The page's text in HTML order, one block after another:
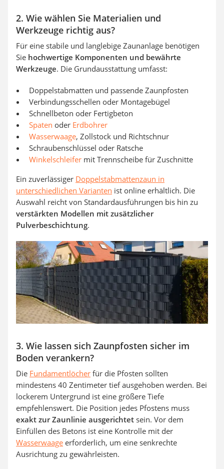
2. Wie wählen Sie Materialien und
Werkzeuge richtig aus?
Für eine stabile und langlebige Zaunanlage benötigen
Sie hochwertige Komponenten und bewährte
Werkzeuge. Die Grundausstattung umfasst:
Doppelstabmatten und passende Zaunpfosten
Verbindungsschellen oder Montagebügel
Schnellbeton oder Fertigbeton
Spaten oder Erdbohrer
Wasserwaage, Zollstock und Richtschnur
Schraubenschlüssel oder Ratsche
Winkelschleifer mit Trennscheibe für Zuschnitte
Ein zuverlässiger Doppelstabmattenzaun in
unterschiedlichen Varianten ist online erhältlich. Die
Auswahl reicht von Standardausführungen bis hin zu
verstärkten Modellen mit zusätzlicher
Pulverbeschichtung.
3. Wie lassen sich Zaunpfosten sicher im
Boden verankern?
Die Fundamentlöcher für die Pfosten sollten
mindestens 40 Zentimeter tief ausgehoben werden. Bei
lockerem Untergrund ist eine größere Tiefe
empfehlenswert. Die Position jedes Pfostens muss
exakt zur Zaunlinie ausgerichtet sein. Vor dem
Einfüllen des Betons ist eine Kontrolle mit der
Wasserwaage erforderlich, um eine senkrechte
Ausrichtung zu gewährleisten.